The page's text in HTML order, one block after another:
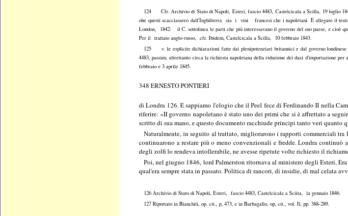
124 Cfr. Archivio di Stato di Napoli, Esteri, fascio 4483, Castelcicala a Scilla, 19 luglio
ohe questi scacciassero dall'Inghilterra sia i vini francesi che i napoletani. È allegato il testo
London, 1842: il C. sottolinea le parti che più interessavano il governo del suo paese, e cioè
Per il trattato anglo-russo, cfr. Ibidem, Castelcicala a Scilla, 10 febbraio 1843.
125 v. le esplicite dichiarazioni fatte dai plenipotenziari britannici e dal governo
4483, passim; altrettanto circa la richiesta napoletana della riduzione dei dazi d'importazione
febbraio e 3 aprile 1845.
348 ERNESTO PONTIERI
di Londra 126. E sappiamo l'elogio che il Peel fece di Ferdinando II nella
riferire: «II governo napoletano è stato uno dei primi che si è affrettato a
scritto di sua mano, e questo documento racchiude principi tanto veri
Naturalmente, in seguito al trattato, migliorarono i rapporti commerciali
continuarono a restare più o meno convenzionali e fredde. Londra
degli zolfi lo rendeva intollerabile, ne avesse ripetute volte richiesto il
Poi, nel giugno 1846, lord Palmerston ritornava al ministero degli Esteri,
qual'era sempre stata in passato. Politica di rancori, di insidie, di mal celata
126 Archivio di Stato di Napoli, Esteri, fascio 4483, Castelcicala a Sciita, la gennaio 1846.
127 Riportato in Bianchiti, op. cit., p, 473, e in Barbagallo, op, cit., vol. Il, pp. 388-289.